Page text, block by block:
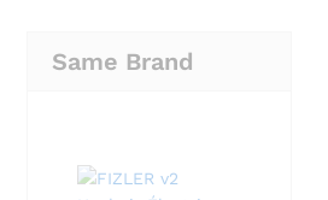
Same Brand